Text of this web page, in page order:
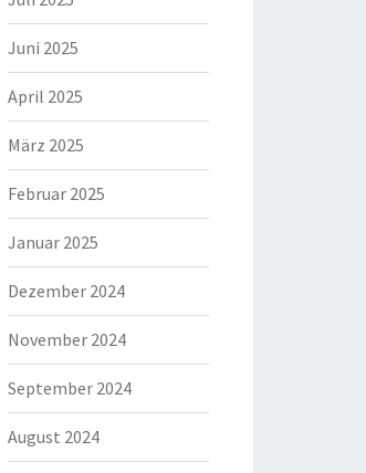
Juni 2025
April 2025
März 2025
Februar 2025
Januar 2025
Dezember 2024
November 2024
September 2024
August 2024